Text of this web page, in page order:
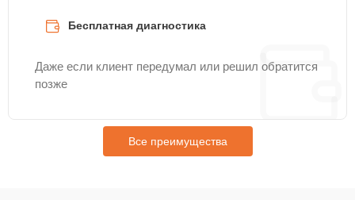
Бесплатная диагностика
Даже если клиент передумал или решил обратится
позже
Все преимущества